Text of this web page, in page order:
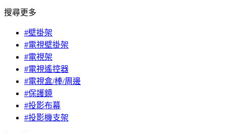
搜尋更多
#壁掛架
#電視壁掛架
#電視架
#電視遙控器
#電視盒/棒/周邊
#保護鏡
#投影布幕
#投影機支架